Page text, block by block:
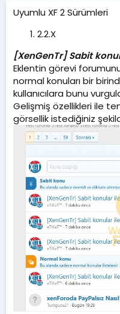
u
a
a
r
i
h
i
Uyumlu XF 2 Sürümleri
2.2.X
[XenGenTr] Sabit
Eklentin görevi
normal konuları bir
kullanıcılara bunu
Gelişmiş özellikleri ile
görsellik istediğiniz